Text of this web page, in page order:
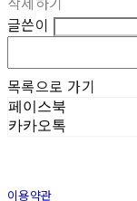
글쓴이
목록으로 가기
페이스북
카카오톡
이용약관